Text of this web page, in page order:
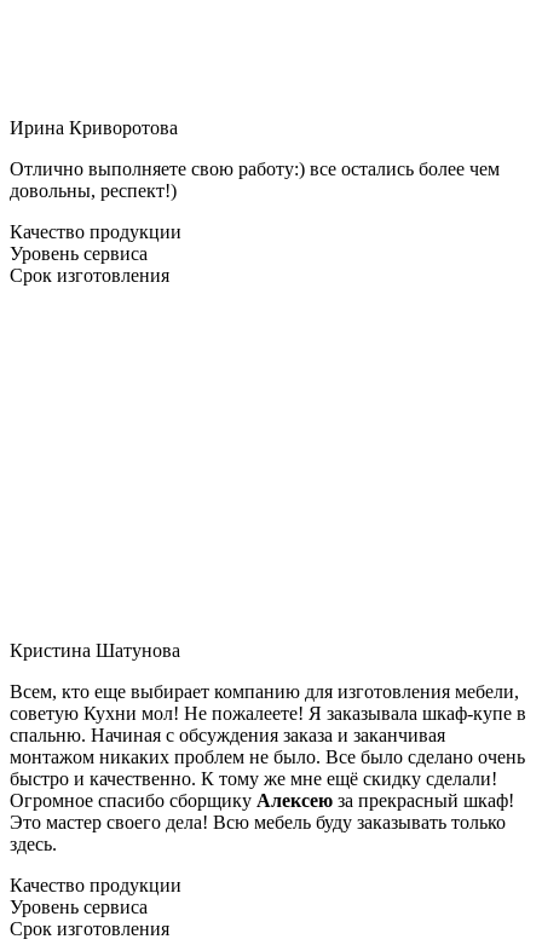
Ирина Криворотова
Отлично выполняете свою работу:) все остались более чем
довольны, респект!)
Качество продукции
Уровень сервиса
Срок изготовления
Кристина Шатунова
Всем, кто еще выбирает компанию для изготовления мебели,
советую Кухни мол! Не пожалеете! Я заказывала шкаф-купе в
спальню. Начиная с обсуждения заказа и заканчивая
монтажом никаких проблем не было. Все было сделано очень
быстро и качественно. К тому же мне ещё скидку сделали!
Огромное спасибо сборщику Алексею за прекрасный шкаф!
Это мастер своего дела! Всю мебель буду заказывать только
здесь.
Качество продукции
Уровень сервиса
Срок изготовления